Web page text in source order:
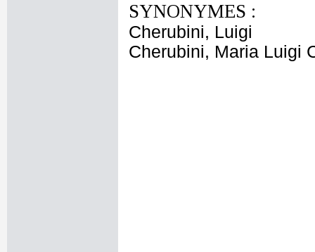
SYNONYMES :
Cherubini, Luigi
Cherubini, Maria Luigi